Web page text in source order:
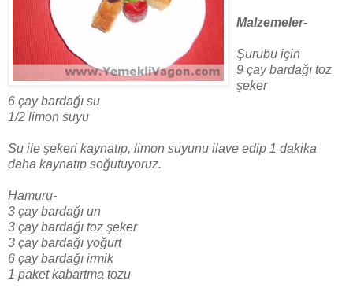
Malzemeler-
Şurubu için
9 çay bardağı toz
şeker
6 çay bardağı su
1/2 limon suyu
Su ile şekeri kaynatıp, limon suyunu ilave edip 1 dakika
daha kaynatıp soğutuyoruz.
Hamuru-
3 çay bardağı un
3 çay bardağı toz şeker
3 çay bardağı yoğurt
6 çay bardağı irmik
1 paket kabartma tozu